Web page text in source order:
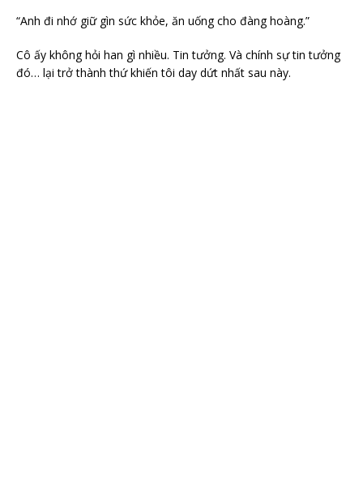
“Anh đi nhớ giữ gìn sức khỏe, ăn uống cho đàng hoàng.”
Cô ấy không hỏi han gì nhiều. Tin tưởng. Và chính sự tin tưởng
đó… lại trở thành thứ khiến tôi day dứt nhất sau này.